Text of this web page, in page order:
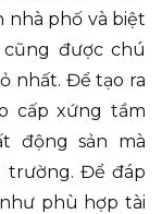
nhà phố và biệt
được chú
nhất. Để tạo ra
cấp xứng tầm
động sản mà
trường. Để đáp
phù hợp tài